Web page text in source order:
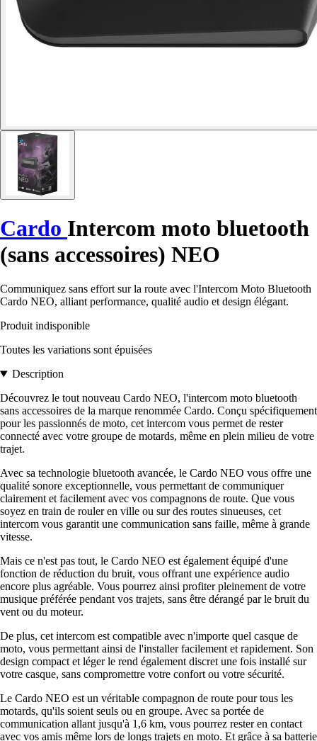
Cardo Intercom moto bluetooth
(sans accessoires) NEO
Communiquez sans effort sur la route avec l'Intercom Moto Bluetooth
Cardo NEO, alliant performance, qualité audio et design élégant.
Produit indisponible
Toutes les variations sont épuisées
Description
Découvrez le tout nouveau Cardo NEO, l'intercom moto bluetooth
sans accessoires de la marque renommée Cardo. Conçu spécifiquement
pour les passionnés de moto, cet intercom vous permet de rester
connecté avec votre groupe de motards, même en plein milieu de votre
trajet.
Avec sa technologie bluetooth avancée, le Cardo NEO vous offre une
qualité sonore exceptionnelle, vous permettant de communiquer
clairement et facilement avec vos compagnons de route. Que vous
soyez en train de rouler en ville ou sur des routes sinueuses, cet
intercom vous garantit une communication sans faille, même à grande
vitesse.
Mais ce n'est pas tout, le Cardo NEO est également équipé d'une
fonction de réduction du bruit, vous offrant une expérience audio
encore plus agréable. Vous pourrez ainsi profiter pleinement de votre
musique préférée pendant vos trajets, sans être dérangé par le bruit du
vent ou du moteur.
De plus, cet intercom est compatible avec n'importe quel casque de
moto, vous permettant ainsi de l'installer facilement et rapidement. Son
design compact et léger le rend également discret une fois installé sur
votre casque, sans compromettre votre confort ou votre sécurité.
Le Cardo NEO est un véritable compagnon de route pour tous les
motards, qu'ils soient seuls ou en groupe. Avec sa portée de
communication allant jusqu'à 1,6 km, vous pourrez rester en contact
avec vos amis même lors de longs trajets en moto. Et grâce à sa batterie